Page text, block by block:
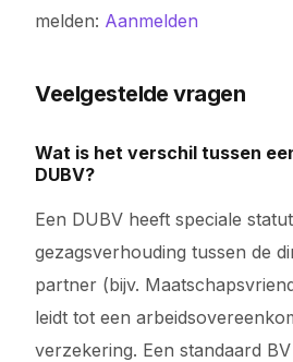
melden: Aanmelden
Veelgestelde vragen
Wat is het verschil tussen
DUBV?
Een DUBV heeft speciale
gezagsverhouding tussen de
partner (bijv.
leidt tot een
verzekering. Een standaard